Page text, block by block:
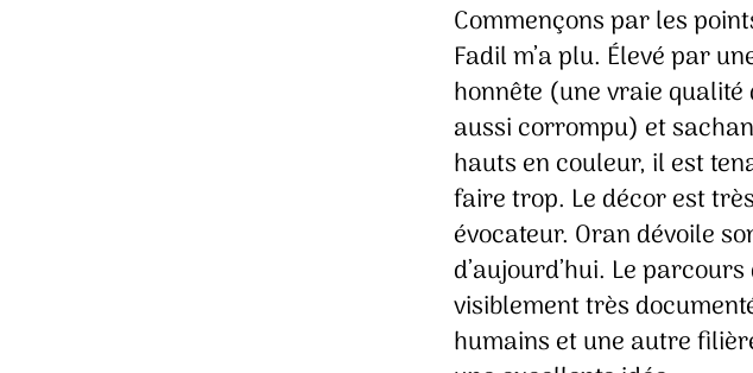
Commençons par les
Fadil m’a plu. Élevé par
honnête (une vraie
aussi corrompu) et
hauts en couleur, il est
faire trop. Le décor est
évocateur. Oran dévoile
d’aujourd’hui. Le
visiblement très
humains et une autre